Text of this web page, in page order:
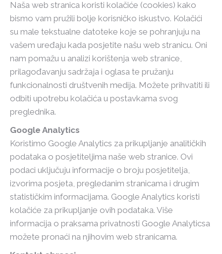
Naša web stranica koristi kolačiće (cookies) kako
bismo vam pružili bolje korisničko iskustvo. Kolačići
su male tekstualne datoteke koje se pohranjuju na
vašem uređaju kada posjetite našu web stranicu. Oni
nam pomažu u analizi korištenja web stranice,
prilagođavanju sadržaja i oglasa te pružanju
funkcionalnosti društvenih medija. Možete prihvatiti ili
odbiti upotrebu kolačića u postavkama svog
preglednika.
Google Analytics
Koristimo Google Analytics za prikupljanje analitičkih
podataka o posjetiteljima naše web stranice. Ovi
podaci uključuju informacije o broju posjetitelja,
izvorima posjeta, pregledanim stranicama i drugim
statističkim informacijama. Google Analytics koristi
kolačiće za prikupljanje ovih podataka. Više
informacija o praksama privatnosti Google Analyticsa
možete pronaći na njihovim web stranicama.